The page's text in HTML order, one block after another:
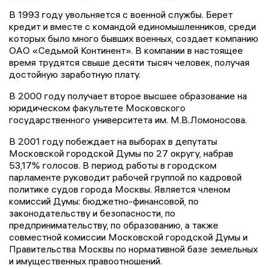
В 1993 году увольняется с военной службы. Берет
кредит и вместе с командой единомышленников, среди
которых было много бывших военных, создает компанию
ОАО «Седьмой Континент». В компании в настоящее
время трудятся свыше десяти тысяч человек, получая
достойную заработную плату.
В 2000 году получает второе высшее образование на
юридическом факультете Московского
государственного университета им. М.В.Ломоносова.
В 2001 году побеждает на выборах в депутаты
Московской городской Думы по 27 округу, набрав
53,17% голосов. В период работы в городском
парламенте руководит рабочей группой по кадровой
политике судов города Москвы. Является членом
комиссий Думы: бюджетно-финансовой, по
законодательству и безопасности, по
предпринимательству, по образованию, а также
совместной комиссии Московской городской Думы и
Правительства Москвы по нормативной базе земельных
и имущественных правоотношений.